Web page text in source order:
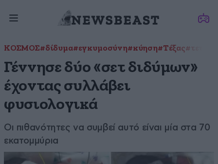
ΚΟΣΜΟΣ#δίδυμα#εγκυμοσύνη#κύηση#Τέξας
Γέννησε δύο «σετ διδύμων»
έχοντας συλλάβει
φυσιολογικά
Οι πιθανότητες να συμβεί αυτό είναι μία στα 70
εκατομμύρια